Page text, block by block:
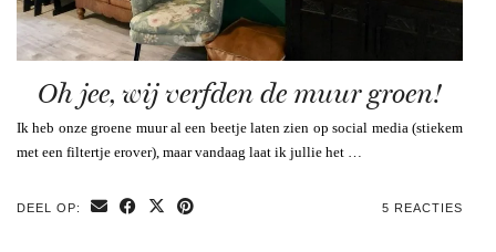
Oh jee, wij verfden de muur groen!
Ik heb onze groene muur al een beetje laten zien op social media (stiekem
met een filtertje erover), maar vandaag laat ik jullie het …
DEEL OP: 5 REACTIES